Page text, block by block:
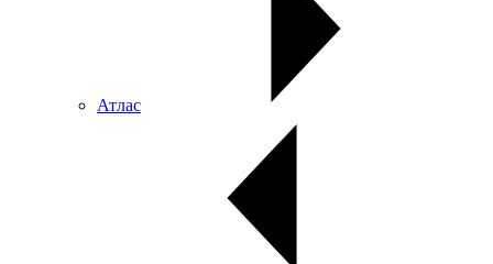
Атлас